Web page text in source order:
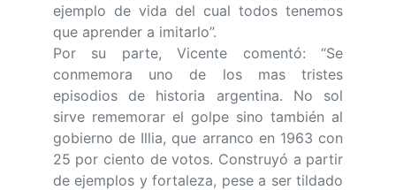
ejemplo de vida del cual todos tenemos
que aprender a imitarlo”.
Por su parte, Vicente comentó: “Se
conmemora uno de los mas tristes
episodios de historia argentina. No sol
sirve rememorar el golpe sino también al
gobierno de Illia, que arranco en 1963 con
25 por ciento de votos. Construyó a partir
de ejemplos y fortaleza, pese a ser tildado